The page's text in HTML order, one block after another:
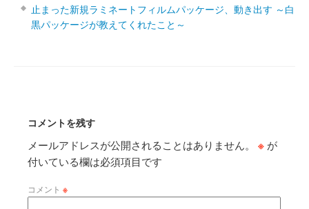
止まった新規ラミネートフィルムパッケージ、動き出す ～白
黒パッケージが教えてくれたこと～
コメントを残す
メールアドレスが公開されることはありません。 ※ が
付いている欄は必須項目です
コメント ※